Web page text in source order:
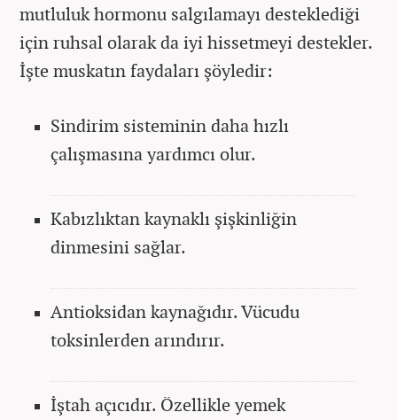
mutluluk hormonu salgılamayı desteklediği
için ruhsal olarak da iyi hissetmeyi destekler.
İşte muskatın faydaları şöyledir:
Sindirim sisteminin daha hızlı
çalışmasına yardımcı olur.
Kabızlıktan kaynaklı şişkinliğin
dinmesini sağlar.
Antioksidan kaynağıdır. Vücudu
toksinlerden arındırır.
İştah açıcıdır. Özellikle yemek